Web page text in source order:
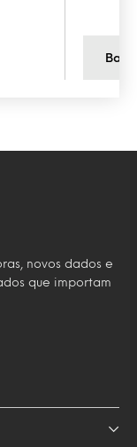
novos dados e
que importam